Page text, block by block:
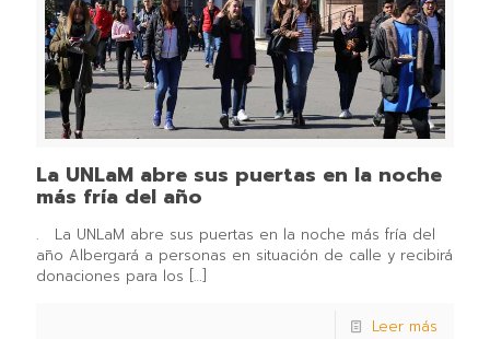
La UNLaM abre sus puertas en la noche
más fría del año
. La UNLaM abre sus puertas en la noche más fría del
año Albergará a personas en situación de calle y recibirá
donaciones para los […]
Leer más